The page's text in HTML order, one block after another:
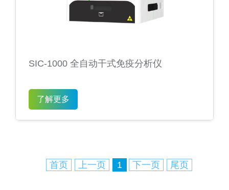
SIC-1000 全自动干式免疫分析仪
了解更多
首页 上一页 1 下一页 尾页